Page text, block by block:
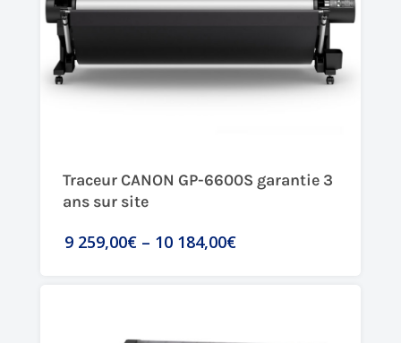
Traceur CANON GP-6600S garantie 3
ans sur site
9 259,00€ – 10 184,00€